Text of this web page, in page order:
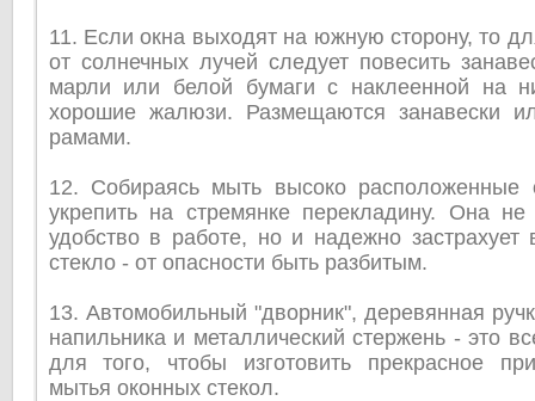
11. Если окна выходят на южную сторону, то
от солнечных лучей следует повесить
марли или белой бумаги с наклеенной на
хорошие жалюзи. Размещаются занавески
рамами.
12. Собираясь мыть высоко расположенные
укрепить на стремянке перекладину. Она не
удобство в работе, но и надежно
стекло - от опасности быть разбитым.
13. Автомобильный "дворник", деревянная
напильника и металлический стержень - это
для того, чтобы изготовить прекрасное
мытья оконных стекол.